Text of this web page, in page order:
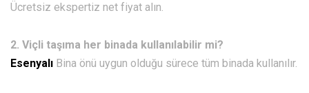
Ücretsiz ekspertiz net fiyat alın.
2. Viçli taşıma her binada kullanılabilir mi?
Esenyalı Bina önü uygun olduğu sürece tüm binada kullanılır.